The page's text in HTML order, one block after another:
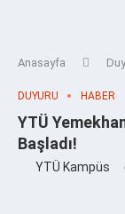
Anasayfa
DUYURU HABER
YTÜ
Başladı!
YTÜ Kampüs